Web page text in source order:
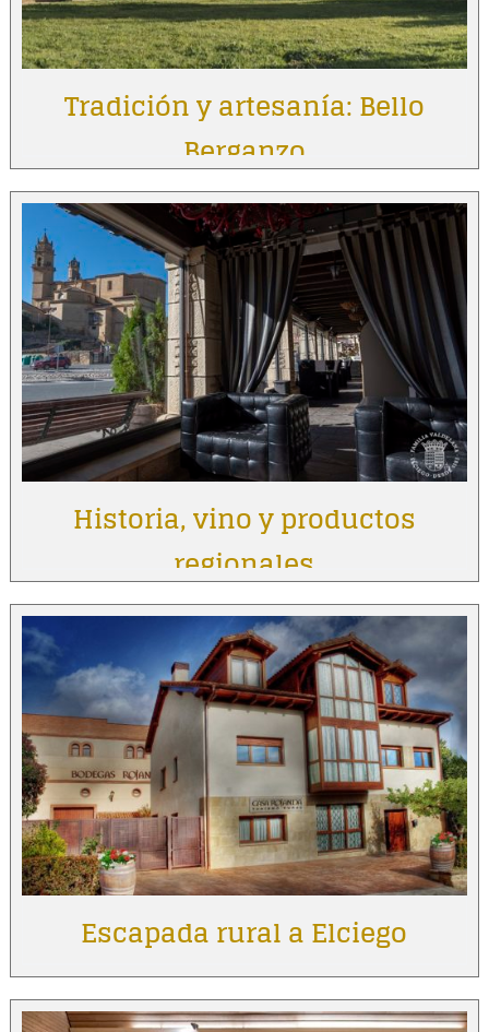
Tradición y artesanía: Bello
Berganzo
Historia, vino y productos
regionales
Escapada rural a Elciego